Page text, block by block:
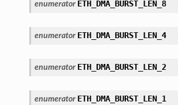
enumerator ETH_DMA_BURST_LEN_8
enumerator ETH_DMA_BURST_LEN_4
enumerator ETH_DMA_BURST_LEN_2
enumerator ETH_DMA_BURST_LEN_1